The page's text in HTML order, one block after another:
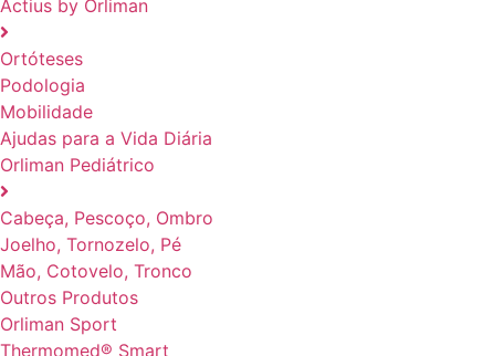
Actius by Orliman
Ortóteses
Podologia
Mobilidade
Ajudas para a Vida Diária
Orliman Pediátrico
Cabeça, Pescoço, Ombro
Joelho, Tornozelo, Pé
Mão, Cotovelo, Tronco
Outros Produtos
Orliman Sport
Thermomed® Smart